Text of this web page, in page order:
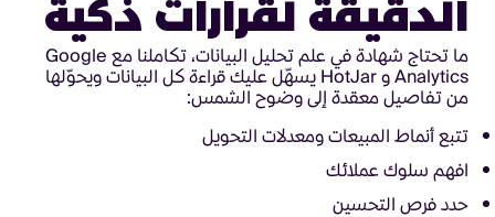
الدقيقة لقرارات ذكية
ما تحتاج شهادة في علم تحليل البيانات، تكاملنا مع Google
Analytics و HotJar يسهّل عليك قراءة كل البيانات ويحوّلها
من تفاصيل معقدة إلى وضوح الشمس:
تتبع أنماط المبيعات ومعدلات التحويل
افهم سلوك عملائك
حدد فرص التحسين